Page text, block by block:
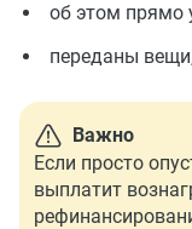
об этом прямо
переданы
Важно
Если просто
выплатит